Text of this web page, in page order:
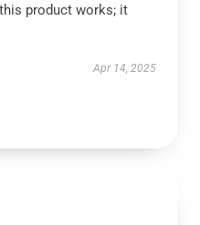
product works; it
Apr 14, 2025